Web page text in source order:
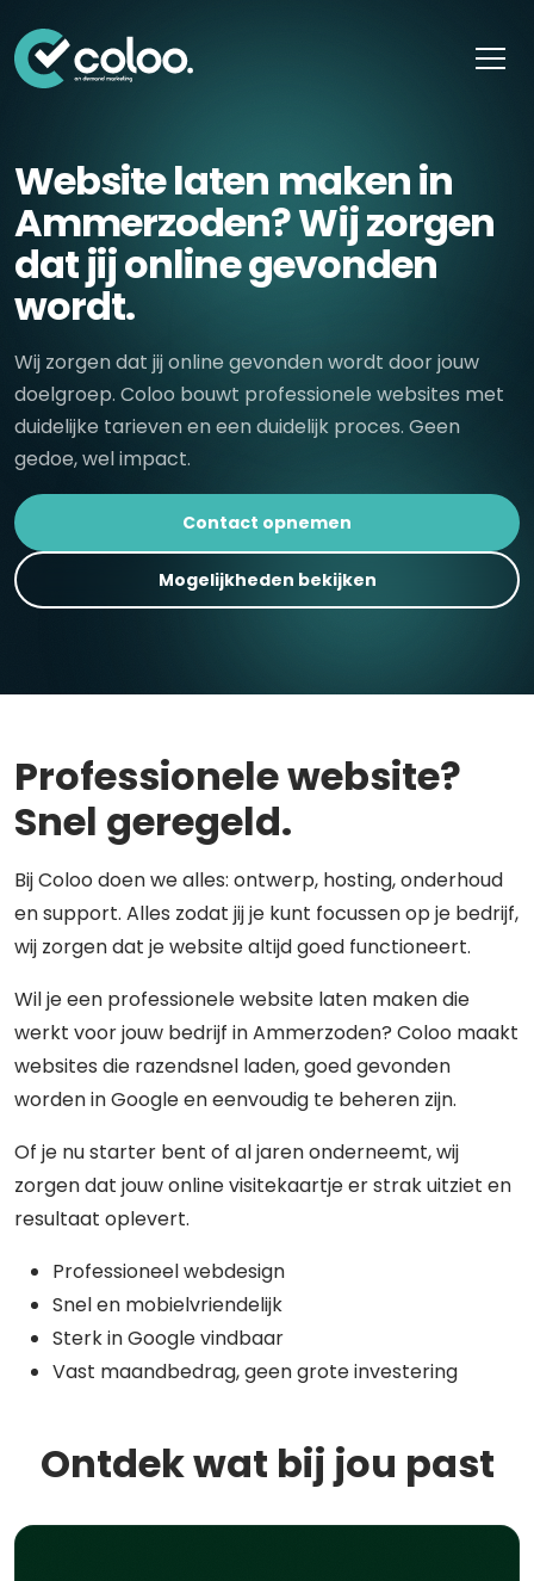
Website laten maken in
Ammerzoden? Wij zorgen
dat jij online gevonden
wordt.
Wij zorgen dat jij online gevonden wordt door jouw
doelgroep. Coloo bouwt professionele websites met
duidelijke tarieven en een duidelijk proces. Geen
gedoe, wel impact.
Contact opnemen
Mogelijkheden bekijken
Professionele website?
Snel geregeld.
Bij Coloo doen we alles: ontwerp, hosting, onderhoud
en support. Alles zodat jij je kunt focussen op je bedrijf,
wij zorgen dat je website altijd goed functioneert.
Wil je een professionele website laten maken die
werkt voor jouw bedrijf in Ammerzoden? Coloo maakt
websites die razendsnel laden, goed gevonden
worden in Google en eenvoudig te beheren zijn.
Of je nu starter bent of al jaren onderneemt, wij
zorgen dat jouw online visitekaartje er strak uitziet en
resultaat oplevert.
Professioneel webdesign
Snel en mobielvriendelijk
Sterk in Google vindbaar
Vast maandbedrag, geen grote investering
Ontdek wat bij jou past